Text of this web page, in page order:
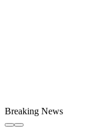
Breaking News